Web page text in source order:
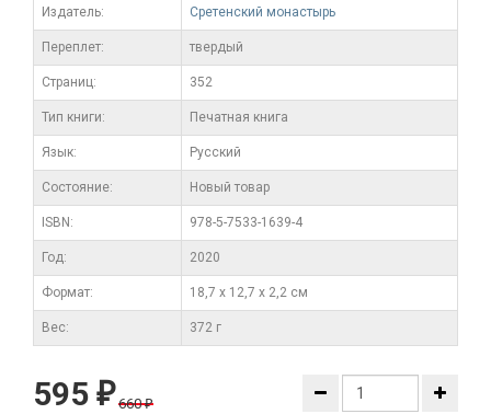
Издатель: Сретенский монастырь
Переплет: твердый
Cтраниц: 352
Тип книги: Печатная книга
Язык: Русский
Состояние: Новый товар
ISBN: 978-5-7533-1639-4
Год: 2020
Формат: 18,7 х 12,7 х 2,2 см
Вес: 372 г
595 ₽ 660₽